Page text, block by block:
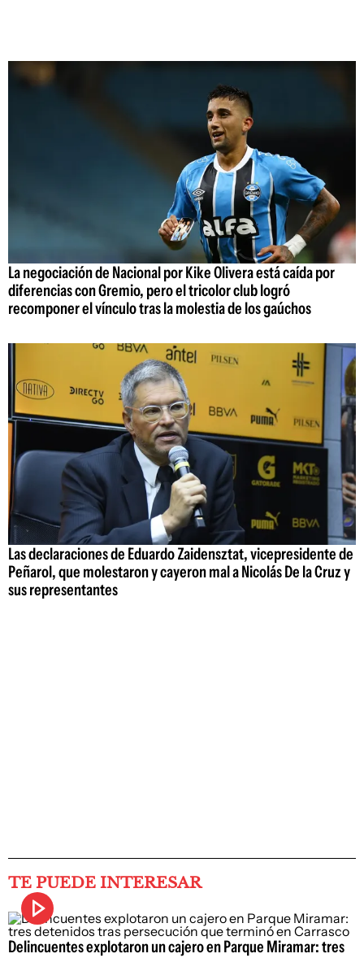
La negociación de Nacional por Kike Olivera está caída por
diferencias con Gremio, pero el tricolor club logró
recomponer el vínculo tras la molestia de los gaúchos
Las declaraciones de Eduardo Zaidensztat, vicepresidente de
Peñarol, que molestaron y cayeron mal a Nicolás De la Cruz y
sus representantes
TE PUEDE INTERESAR
Delincuentes explotaron un cajero en Parque Miramar: tres